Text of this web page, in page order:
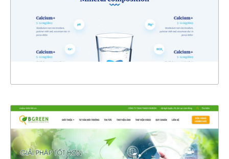
XEM THỰC TẾ